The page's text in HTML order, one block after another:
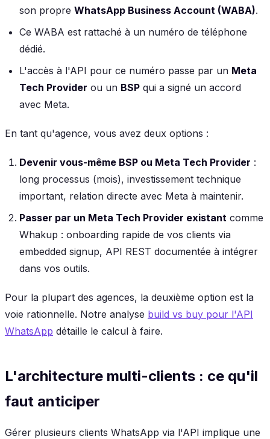
son propre WhatsApp Business Account (WABA).
Ce WABA est rattaché à un numéro de téléphone
dédié.
L'accès à l'API pour ce numéro passe par un Meta
Tech Provider ou un BSP qui a signé un accord
avec Meta.
En tant qu'agence, vous avez deux options :
Devenir vous-même BSP ou Meta Tech Provider :
long processus (mois), investissement technique
important, relation directe avec Meta à maintenir.
Passer par un Meta Tech Provider existant comme
Whakup : onboarding rapide de vos clients via
embedded signup, API REST documentée à intégrer
dans vos outils.
Pour la plupart des agences, la deuxième option est la
voie rationnelle. Notre analyse build vs buy pour l'API
WhatsApp détaille le calcul à faire.
L'architecture multi-clients : ce qu'il
faut anticiper
Gérer plusieurs clients WhatsApp via l'API implique une